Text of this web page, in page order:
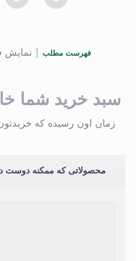
فهرست مطلب
سبد خرید شما
زمان اون رسیده که
محصولاتی که ممکنه دوست